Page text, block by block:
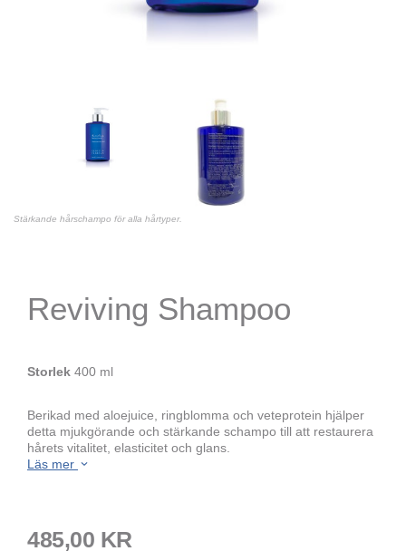
Stärkande hårschampo för alla hårtyper.
Reviving Shampoo
Storlek 400 ml
Berikad med aloejuice, ringblomma och veteprotein hjälper
detta mjukgörande och stärkande schampo till att restaurera
hårets vitalitet, elasticitet och glans.
Läs mer
485,00 KR